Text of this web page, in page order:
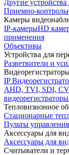
Другие
Приемно-
Камеры
IP-камерыHD
применения
Объективы
Устройства для
Разветвители и
IP
AHD, TVI, SDI,
Тепловизионное
Стационарные
Пульты управления
Аксессуары для
Аксессуары для
Считыватели и